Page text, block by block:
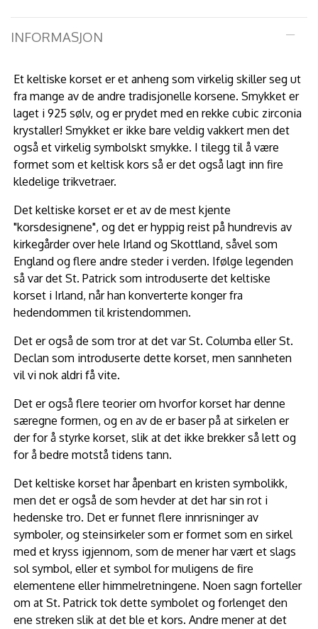
INFORMASJON
Et keltiske korset er et anheng som virkelig skiller seg ut
fra mange av de andre tradisjonelle korsene. Smykket er
laget i 925 sølv, og er prydet med en rekke cubic zirconia
krystaller! Smykket er ikke bare veldig vakkert men det
også et virkelig symbolskt smykke. I tilegg til å være
formet som et keltisk kors så er det også lagt inn fire
kledelige trikvetraer.
Det keltiske korset er et av de mest kjente
"korsdesignene", og det er hyppig reist på hundrevis av
kirkegårder over hele Irland og Skottland, såvel som
England og flere andre steder i verden. Ifølge legenden
så var det St. Patrick som introduserte det keltiske
korset i Irland, når han konverterte konger fra
hedendommen til kristendommen.
Det er også de som tror at det var St. Columba eller St.
Declan som introduserte dette korset, men sannheten
vil vi nok aldri få vite.
Det er også flere teorier om hvorfor korset har denne
særegne formen, og en av de er baser på at sirkelen er
der for å styrke korset, slik at det ikke brekker så lett og
for å bedre motstå tidens tann.
Det keltiske korset har åpenbart en kristen symbolikk,
men det er også de som hevder at det har sin rot i
hedenske tro. Det er funnet flere innrisninger av
symboler, og steinsirkeler som er formet som en sirkel
med et kryss igjennom, som de mener har vært et slags
sol symbol, eller et symbol for muligens de fire
elementene eller himmelretningene. Noen sagn forteller
om at St. Patrick tok dette symbolet og forlenget den
ene streken slik at det ble et kors. Andre mener at det